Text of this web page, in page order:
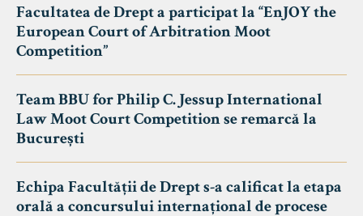
Facultatea de Drept a participat la “EnJOY the
European Court of Arbitration Moot
Competition”
Team BBU for Philip C. Jessup International
Law Moot Court Competition se remarcă la
București
Echipa Facultății de Drept s-a calificat la etapa
orală a concursului internațional de procese